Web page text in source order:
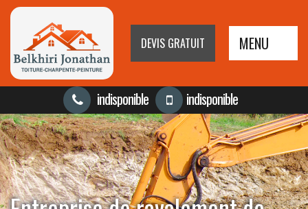
DEVIS GRATUIT MENU
indisponible indisponible